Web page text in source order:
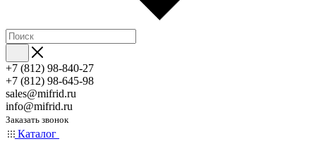
+7 (812) 98-840-27
+7 (812) 98-645-98
sales@mifrid.ru
info@mifrid.ru
Заказать звонок
Каталог